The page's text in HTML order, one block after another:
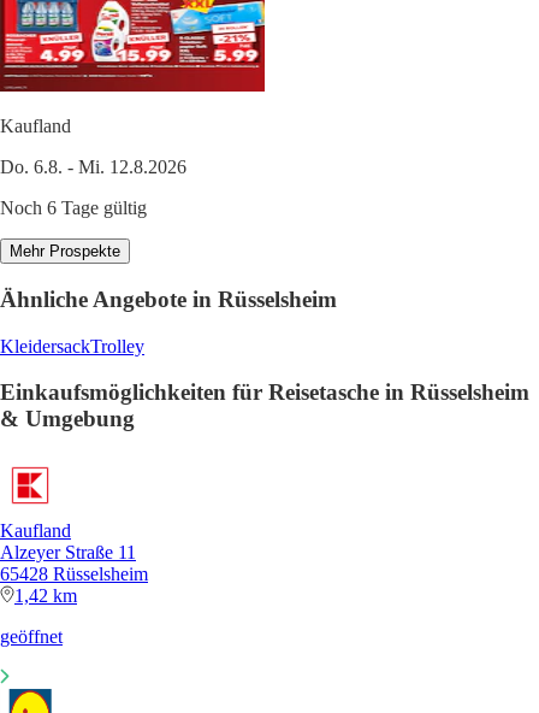
Kaufland
Do. 6.8. - Mi. 12.8.2026
Noch 6 Tage gültig
Mehr Prospekte
Ähnliche Angebote in Rüsselsheim
KleidersackTrolley
Einkaufsmöglichkeiten für Reisetasche in Rüsselsheim
& Umgebung
Kaufland
Alzeyer Straße 11
65428 Rüsselsheim
1,42 km
geöffnet